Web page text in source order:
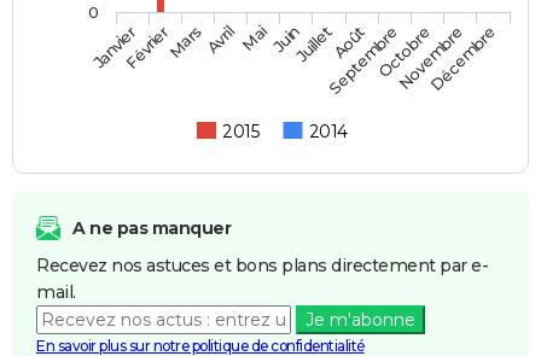
2015 2014
JanvierFévrierMars AvrilMaiJuinJuilletAoût
SeptembreOctobre
Novembre
Décembre
0
A ne pas manquer
Recevez nos astuces et bons plans directement par e-
mail.
Je m'abonne
En savoir plus sur notre politique de confidentialité